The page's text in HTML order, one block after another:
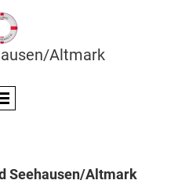
Altmark
Seehausen/Altmark